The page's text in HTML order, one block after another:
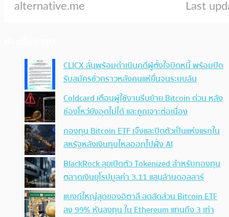
CLICX ลั่นพร้อมดำเนินคดีผู้ตั้งใจบิดหนี้ พร้อมปิด
รับสมัครชั่วคราวหลังคนแห่ยื่นจนระบบล้น
Coldcard เตือนผู้ใช้งานรีบย้าย Bitcoin ด่วน หลัง
ช่องโหว่ยังอุดไม่ได้ และถูกเจาะต่อเนื่อง
กองทุน Bitcoin ETF เจ๊งและปิดตัวเป็นแห่งแรกใน
สหรัฐหลังเงินทุนไหลออกไปฝั่ง AI
BlackRock ลุยเปิดตัว Tokenized สำหรับกองทุน
ตลาดเงินยุโรปมูลค่า 3.11 แสนล้านดอลลาร์
แบงก์ใหญ่สุดของอิตาลี ลดสัดส่วน Bitcoin ETF
ลง 99% หันลงทุน ใน Ethereum แทนถึง 3 เท่า